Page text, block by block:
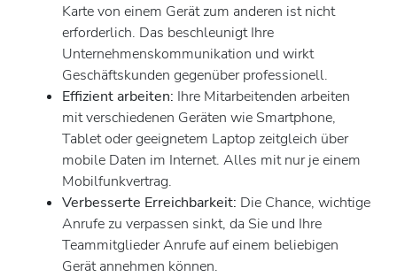
Karte von einem Gerät zum anderen ist nicht
erforderlich. Das beschleunigt Ihre
Unternehmenskommunikation und wirkt
Geschäftskunden gegenüber professionell.
Effizient arbeiten: Ihre Mitarbeitenden arbeiten
mit verschiedenen Geräten wie Smartphone,
Tablet oder geeignetem Laptop zeitgleich über
mobile Daten im Internet. Alles mit nur je einem
Mobilfunkvertrag.
Verbesserte Erreichbarkeit: Die Chance, wichtige
Anrufe zu verpassen sinkt, da Sie und Ihre
Teammitglieder Anrufe auf einem beliebigen
Gerät annehmen können.